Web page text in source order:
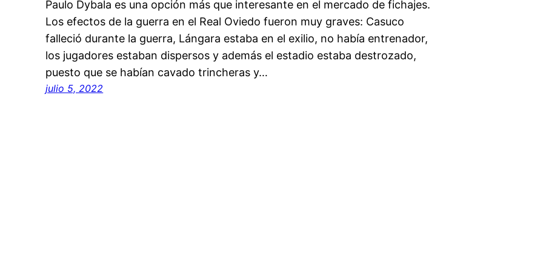
Paulo Dybala es una opción más que interesante en el mercado de fichajes.
Los efectos de la guerra en el Real Oviedo fueron muy graves: Casuco
falleció durante la guerra, Lángara estaba en el exilio, no había entrenador,
los jugadores estaban dispersos y además el estadio estaba destrozado,
puesto que se habían cavado trincheras y…
julio 5, 2022